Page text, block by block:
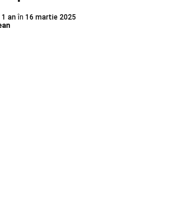
an în 16 martie 2025